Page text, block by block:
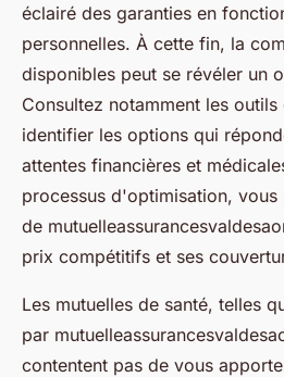
éclairé des garanties en
personnelles. À cette fin, la
disponibles peut se révéler un
Consultez notamment les
identifier les options qui
attentes financières et
processus d'optimisation,
de
prix compétitifs et ses
Les mutuelles de santé, telles
par
contentent pas de vous